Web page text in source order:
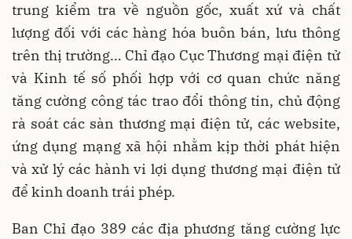
trung kiểm tra về nguồn gốc, xuất xứ và chất
lượng đối với các hàng hóa buôn bán, lưu thông
trên thị trường… Chỉ đạo Cục Thương mại điện tử
và Kinh tế số phối hợp với cơ quan chức năng
tăng cường công tác trao đổi thông tin, chủ động
rà soát các sàn thương mại điện tử, các website,
ứng dụng mạng xã hội nhằm kịp thời phát hiện
và xử lý các hành vi lợi dụng thương mại điện tử
để kinh doanh trái phép.
Ban Chỉ đạo 389 các địa phương tăng cường lực